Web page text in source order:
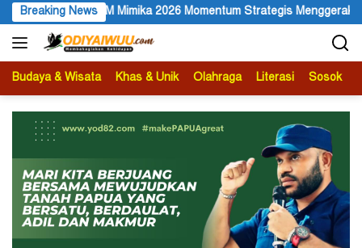
Langsung
ke
konten
Breaking News
Momentum Strategis Menggerakkan Ekonomi Warga
Budaya & Wisata Khas & Unik Olahraga Literasi Sosok